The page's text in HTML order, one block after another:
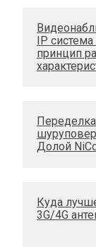
IP
принцип
Долой
Куда
3G/4G